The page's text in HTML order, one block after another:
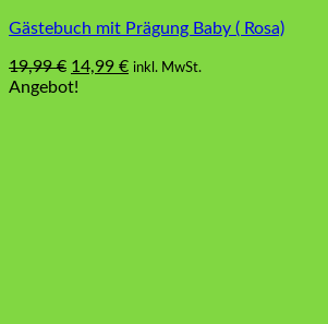
Gästebuch mit Prägung Baby ( Rosa)
19,99€ Ursprünglicher
Preis
14,99 €Aktueller
inkl. MwSt.
Angebot!